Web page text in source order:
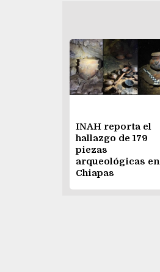
INAH reporta el
hallazgo de 179
piezas
arqueológicas en
Chiapas